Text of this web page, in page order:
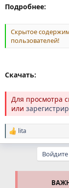
Подробнее:
Скрытое
пользователей!
Скачать:
Для просмотра
или
Р
е
lita
Войдите